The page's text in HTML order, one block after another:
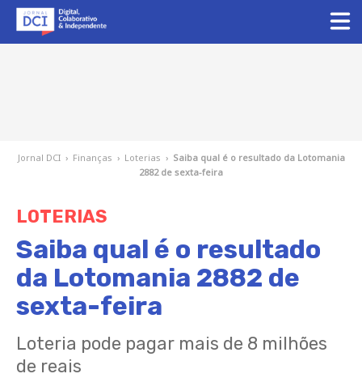
Jornal DCI › Finanças › Loterias › Saiba qual é o resultado da Lotomania
2882 de sexta-feira
LOTERIAS
Saiba qual é o resultado
da Lotomania 2882 de
sexta-feira
Loteria pode pagar mais de 8 milhões
de reais